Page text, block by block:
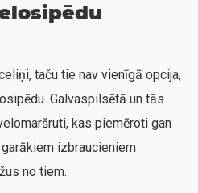
taču tie nav vienīgā opcija,
Galvaspilsētā un tās
kas piemēroti gan
izbraucieniem
no tiem.